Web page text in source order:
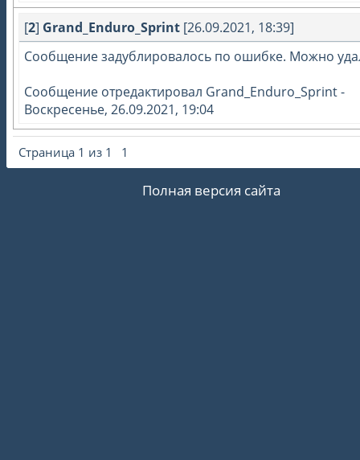
[2] Grand_Enduro_Sprint [26.09.2021, 18:39]
Сообщение задублировалось по ошибке. Можно
Сообщение отредактировал Grand_Enduro_Sprint-
Воскресенье, 26.09.2021, 19:04
Страница 1 из 1 1
Полная версия сайта